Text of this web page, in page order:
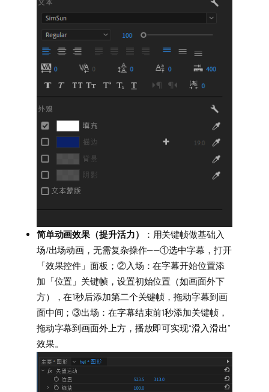
简单动画效果（提升活力）
：用关键帧做基础入
场/出场动画，无需复杂操作——①选中字幕，打开
「效果控件」面板；②入场：在字幕开始位置添
加「位置」关键帧，设置初始位置（如画面外下
方），在1秒后添加第二个关键帧，拖动字幕到画
面中间；③出场：在字幕结束前1秒添加关键帧，
拖动字幕到画面外上方，播放即可实现“滑入滑出”
效果。